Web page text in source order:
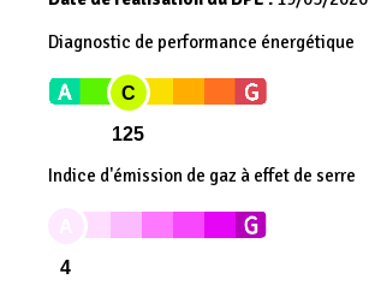
Diagnostic de performance énergétique
C
125
Indice d'émission de gaz à effet de serre
4